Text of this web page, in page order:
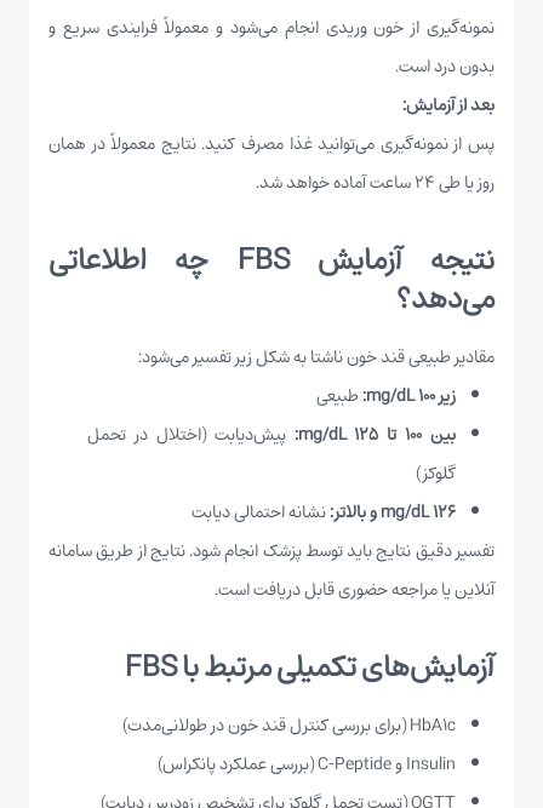
نمونه‌گیری از خون وریدی انجام می‌شود و معمولاً فرایندی سریع و
بدون درد است.
بعد از آزمایش:
پس از نمونه‌گیری می‌توانید غذا مصرف کنید. نتایج معمولاً در همان
روز یا طی ۲۴ ساعت آماده خواهد شد.
نتیجه آزمایش FBS چه اطلاعاتی
می‌دهد؟
مقادیر طبیعی قند خون ناشتا به شکل زیر تفسیر می‌شود:
زیر ۱۰۰ mg/dL:
طبیعی
بین ۱۰۰ تا ۱۲۵ mg/dL:
پیش‌دیابت (اختلال در تحمل
گلوکز)
۱۲۶ mg/dL و بالاتر:
نشانه احتمالی دیابت
تفسیر دقیق نتایج باید توسط پزشک انجام شود. نتایج از طریق سامانه
آنلاین یا مراجعه حضوری قابل دریافت است.
آزمایش‌های تکمیلی مرتبط با FBS
HbA1c(برای بررسی کنترل قند خون در طولانی‌مدت)
Insulinو C-Peptide (بررسی عملکرد پانکراس)